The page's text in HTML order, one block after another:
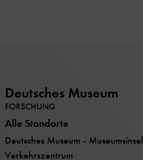
Deutsches Museum
FORSCHUNG
Alle Standorte
Deutsches Museum - Museumsinsel
Verkehrszentrum